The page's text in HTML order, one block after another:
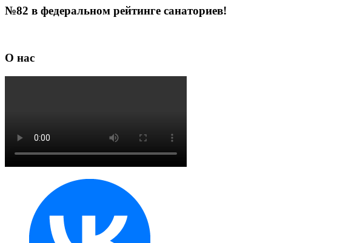
№82 в федеральном рейтинге санаториев!
О нас